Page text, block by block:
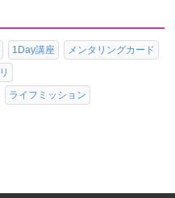
1Day講座
メンタリングカード
ライフミッション